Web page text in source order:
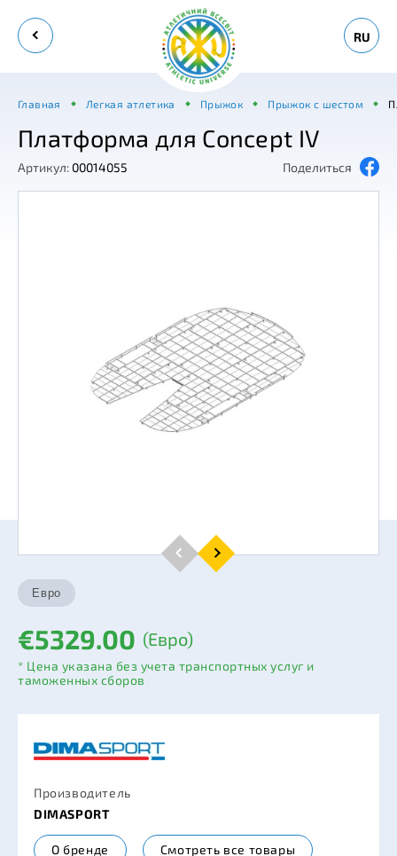
RU
Главная Легкая атлетика Прыжок Прыжок с шестом
Артикул: 00014055 Поделиться
Платформа для Concept IV
€5329.00 (Евро)
* Цена указана без учета транспортных услуг и
таможенных сборов
Производитель
DIMASPORT
О бренде Смотреть все товары